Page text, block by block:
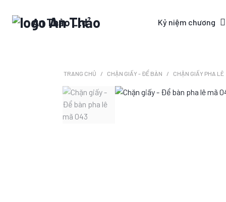
An Thảo Ltd Kỷ niệm chương
TRANG CHỦ CHẶN GIẤY - ĐỂ BÀN CHẶN GIẤY PHA LÊ